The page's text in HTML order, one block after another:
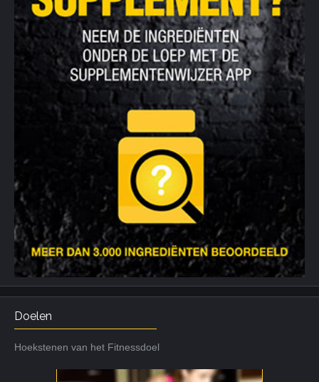
Doelen
Hoekstenen van het Fitnessdoel